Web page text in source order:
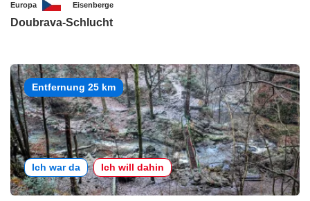
Europa Eisenberge
Doubrava-Schlucht
Entfernung 25 km
Ich war da Ich will dahin